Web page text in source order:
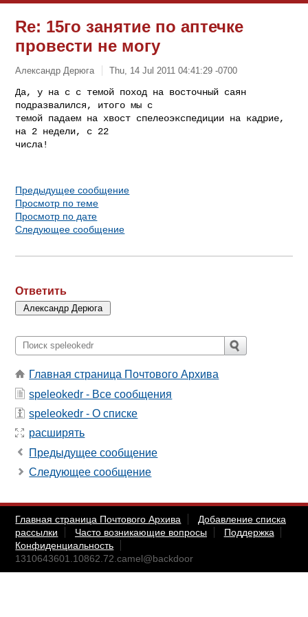
Re: 15го занятие по аптечке
провести не могу
Александр Дерюга Thu, 14 Jul 2011 04:41:29 -0700
Да, у на с с темой поход на восточный саян
подразвалился, итого мы с
темой падаем на хвост спелеоэкспедиции на кадрие,
на 2 недели, с 22
числа!
Предыдущее сообщение
Просмотр по теме
Просмотр по дате
Следующее сообщение
Ответить
Главная страница Почтового Архива
speleokedr - Все сообщения
speleokedr - О списке
расширять
Предыдущее сообщение
Следующее сообщение
Главная страница Почтового Архива
Добавление списка
рассылки
Часто возникающие вопросы
Поддержка
Конфиденциальность
1310643601.10862.72.camel@backdoor